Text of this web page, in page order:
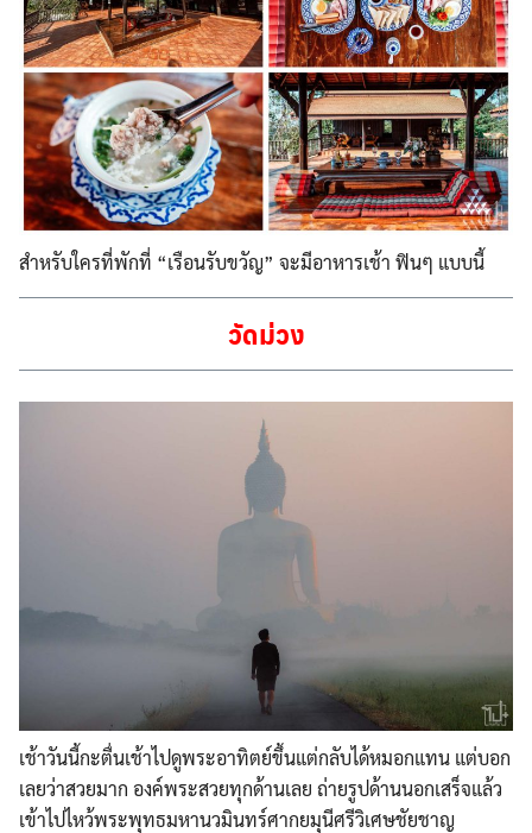
สำหรับใครที่พักที่ “เรือนรับขวัญ” จะมีอาหารเช้า ฟินๆ แบบนี้
วัดม่วง
เช้าวันนี้กะตื่นเช้าไปดูพระอาทิตย์ขึ้นแต่กลับได้หมอกแทน แต่บอก
เลยว่าสวยมาก องค์พระสวยทุกด้านเลย ถ่ายรูปด้านนอกเสร็จแล้ว
เข้าไปไหว้พระพุทธมหานวมินทร์ศากยมุนีศรีวิเศษชัยชาญ